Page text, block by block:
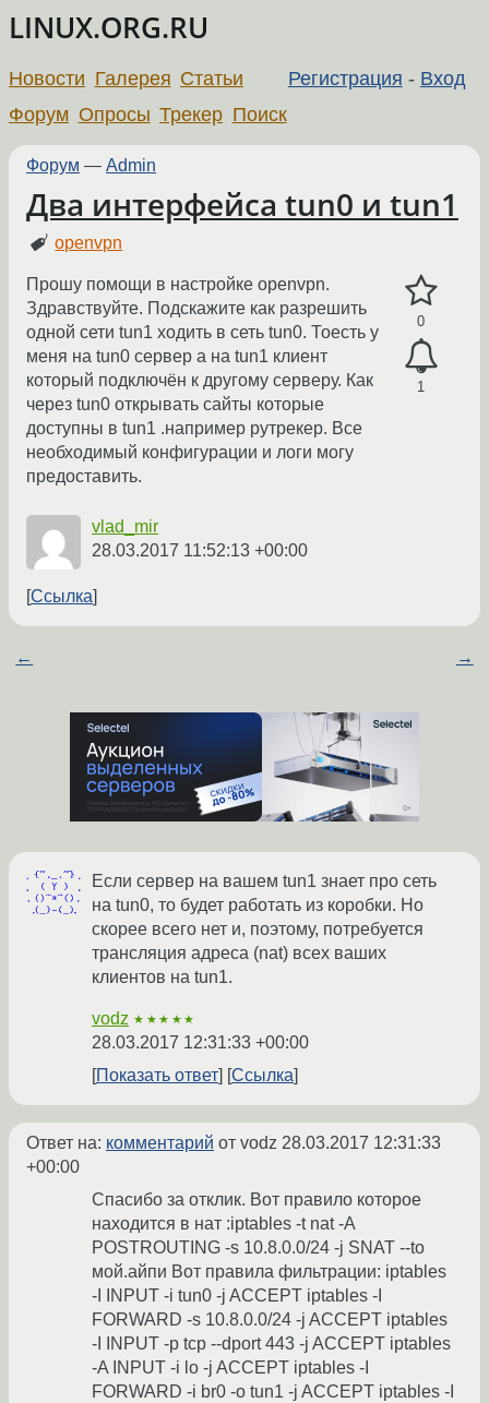
LINUX.ORG.RU
Регистрация - Вход
Новости Галерея Статьи
Форум Опросы Трекер Поиск
Форум — Admin
Два интерфейса tun0 и tun1
openvpn
0
1
Прошу помощи в настройке openvpn.
Здравствуйте. Подскажите как разрешить
одной сети tun1 ходить в сеть tun0. Тоесть у
меня на tun0 сервер а на tun1 клиент
который подключён к другому серверу. Как
через tun0 открывать сайты которые
доступны в tun1 .например рутрекер. Все
необходимый конфигурации и логи могу
предоставить.
vlad_mir
28.03.2017 11:52:13 +00:00
Ссылка
← →
Если сервер на вашем tun1 знает про сеть
на tun0, то будет работать из коробки. Но
скорее всего нет и, поэтому, потребуется
трансляция адреса (nat) всех ваших
клиентов на tun1.
vodz ★★★★★
28.03.2017 12:31:33 +00:00
Показать ответ
Ссылка
Ответ на: комментарий от vodz 28.03.2017 12:31:33
+00:00
Спасибо за отклик. Вот правило которое
находится в нат :iptables -t nat -A
POSTROUTING -s 10.8.0.0/24 -j SNAT --to
мой.айпи Вот правила фильтрации: iptables
-I INPUT -i tun0 -j ACCEPT iptables -I
FORWARD -s 10.8.0.0/24 -j ACCEPT iptables
-I INPUT -p tcp --dport 443 -j ACCEPT iptables
-A INPUT -i lo -j ACCEPT iptables -I
FORWARD -i br0 -o tun1 -j ACCEPT iptables -I